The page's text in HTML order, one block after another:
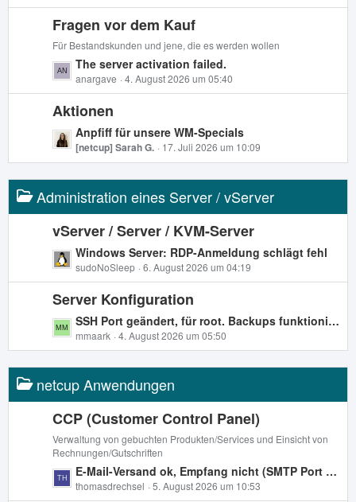
e
e
i
t
r
ä
g
e
t
z
t
e
B
e
t
ä
e
Fragen vor dem Kauf
Für Bestandskunden und jene, die es werden wollen
L
e
t
z
t
e
B
e
i
t
ä
g
e
The server activation failed.
anargave 4. August 2026 um 05:40
Aktionen
L
e
t
z
t
e
B
r
ä
g
e
Anpfiff für unsere WM-Specials
[netcup] Sarah G. 17. Juli 2026 um 10:09
Administration eines Server / vServer
vServer / Server / KVM-Server
L
e
t
z
t
e
B
e
i
t
r
ä
g
e
Windows Server: RDP-Anmeldung schlägt fehl
sudoNoSleep 6. August 2026 um 04:19
Server Konfiguration
L
e
t
z
t
e
B
e
i
SSH Port geändert, für root. Backups funktionieren nicht.
mmaark 4. August 2026 um 05:50
netcup Anwendungen
CCP (Customer Control Panel)
Verwaltung von gebuchten Produkten/Services und Einsicht von
Rechnungen/Gutschriften
L
e
E-Mail-Versand ok, Empfang nicht (SMTP Port 25 is closed)
thomasdrechsel 5. August 2026 um 10:53